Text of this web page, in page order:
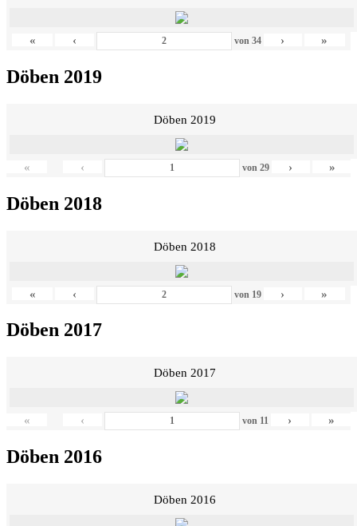
« ‹ von 34 › »
Döben 2019
Döben 2019
« ‹ von 29 › »
Döben 2018
Döben 2018
« ‹ von 19 › »
Döben 2017
Döben 2017
« ‹ von 11 › »
Döben 2016
Döben 2016